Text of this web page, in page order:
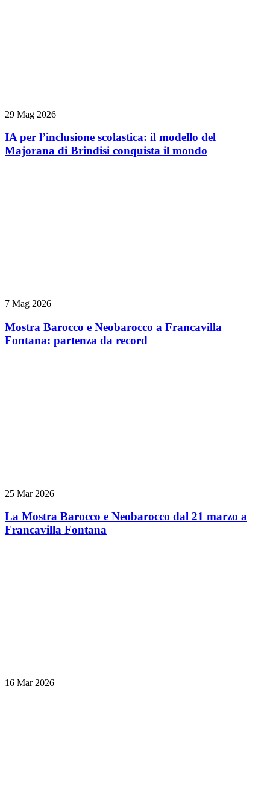
29 Mag 2026
IA per l’inclusione scolastica: il modello del
Majorana di Brindisi conquista il mondo
7 Mag 2026
Mostra Barocco e Neobarocco a Francavilla
Fontana: partenza da record
25 Mar 2026
La Mostra Barocco e Neobarocco dal 21 marzo a
Francavilla Fontana
16 Mar 2026